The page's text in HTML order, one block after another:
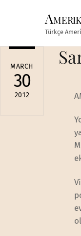
Türkçe
MARCH
30
2012